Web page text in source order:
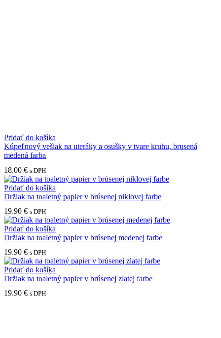
Pridať do košíka
Kúpeľnový vešiak na uteráky a osušky v tvare kruhu, brusená
medená farba
18.00 € s DPH
Pridať do košíka
Držiak na toaletný papier v brúsenej niklovej farbe
19.90 € s DPH
Pridať do košíka
Držiak na toaletný papier v brúsenej medenej farbe
19.90 € s DPH
Pridať do košíka
Držiak na toaletný papier v brúsenej zlatej farbe
19.90 € s DPH